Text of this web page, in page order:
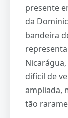
presente
da
bandeira
difícil de
ampliada,
tão